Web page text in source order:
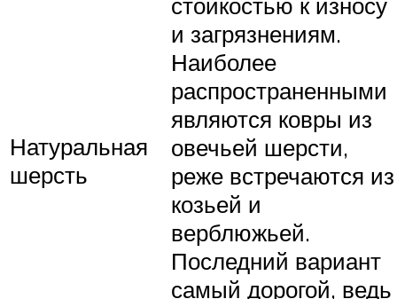
Натуральная
шерсть
и загрязнениям.
Наиболее
распространенными
являются ковры из
овечьей шерсти,
реже встречаются из
козьей и
верблюжьей.
Последний вариант
самый дорогой, ведь